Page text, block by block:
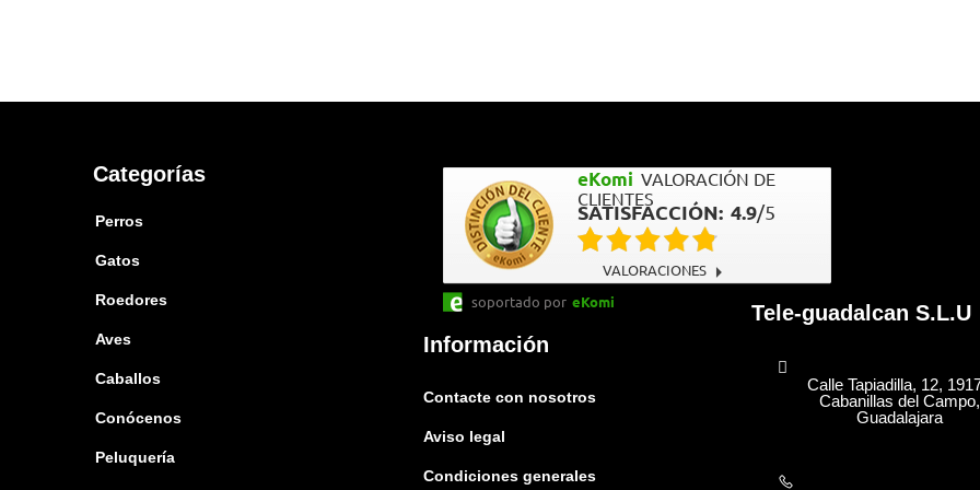
Categorías
Perros
Gatos
Roedores
Aves
Caballos
Conócenos
Peluquería
eKomi VALORACIÓN DE
CLIENTES
SATISFACCIÓN: 4.9/5
VALORACIONES
soportado por eKomi
Información
Contacte con nosotros
Aviso legal
Condiciones generales
Tele-guadalcan S.L.U
Calle Tapiadilla, 12,
Cabanillas del Campo,
Guadalajara